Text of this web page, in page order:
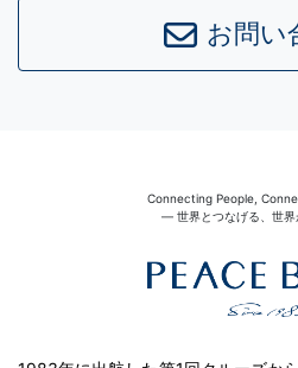
お問い
Connecting People,
― 世界とつなげる、世